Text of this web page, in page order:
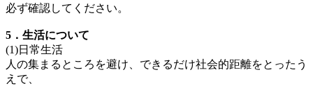
必ず確認してください。
5．生活について
(1)日常生活
人の集まるところを避け、できるだけ社会的距離をとったう
えで、